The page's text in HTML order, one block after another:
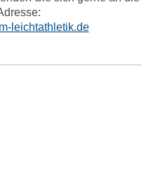
leichtathletik.de